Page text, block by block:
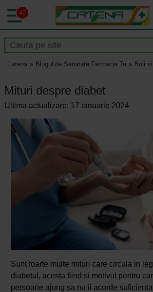
40
Catena Blogul de Sanatate Farmacia Ta Boli
Mituri despre diabet
Ultima actualizare: 17 ianuarie 2024
Sunt foarte multe mituri care circula in
diabetul, acesta fiind si motivul pentru
persoane ajung sa nu ii acorde